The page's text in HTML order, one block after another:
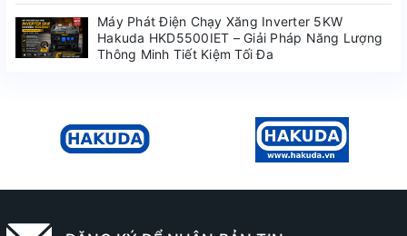
Máy Phát Điện Chạy Xăng Inverter 5KW
Hakuda HKD5500IET – Giải Pháp Năng Lượng
Thông Minh Tiết Kiệm Tối Đa